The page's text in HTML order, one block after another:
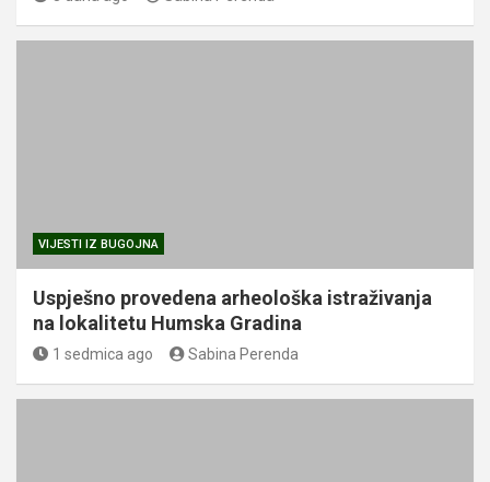
VIJESTI IZ BUGOJNA
Uspješno provedena arheološka istraživanja
na lokalitetu Humska Gradina
1 sedmica ago Sabina Perenda